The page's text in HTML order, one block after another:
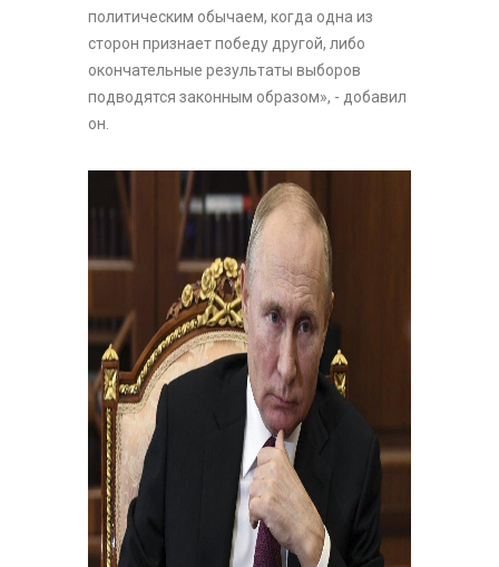
политическим обычаем, когда одна из
сторон признает победу другой, либо
окончательные результаты выборов
подводятся законным образом», - добавил
он.